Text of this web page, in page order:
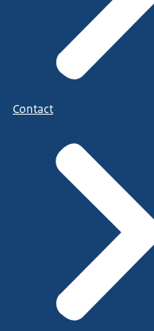
Contact